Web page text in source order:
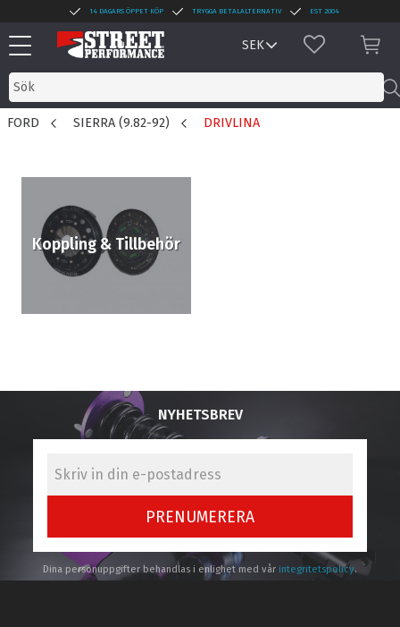
Meny
14 DAGARS ÖPPET KÖP TRYGGA BETALALTERNATIV EST 2004
FAVORITER
FORD SIERRA (9.82-92) DRIVLINA
Koppling & Tillbehör
NYHETSBREV
PRENUMERERA
Dina personuppgifter behandlas i enlighet med vår integritetspolicy.